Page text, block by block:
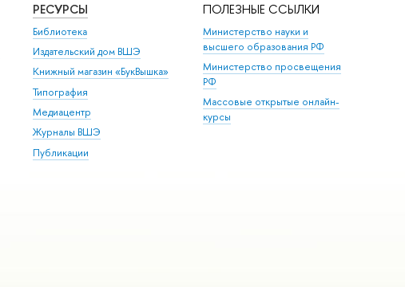
РЕСУРСЫ
Библиотека
Издательский дом ВШЭ
Книжный магазин «БукВышка»
Типография
Медиацентр
Журналы ВШЭ
Публикации
ПОЛЕЗНЫЕ ССЫЛКИ
Министерство науки и
высшего образования РФ
Министерство просвещения
РФ
Массовые открытые онлайн-
курсы